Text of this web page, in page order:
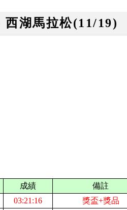
西湖馬拉松(11/19)
成績
備註
03:21:16
獎盃+獎品